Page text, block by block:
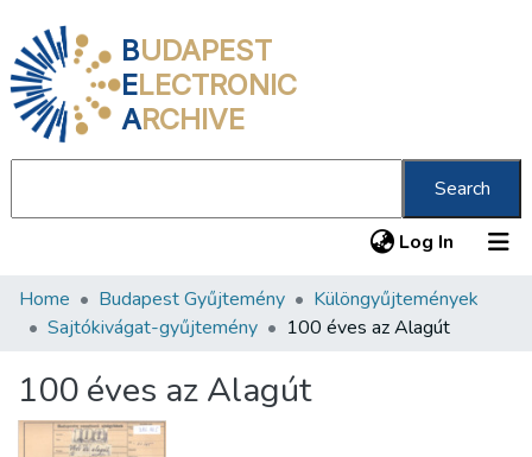
BUDAPEST
ELECTRONIC
ARCHIVE
Search
Log In (current)
Communities & Collections
Statistics
About us
Home Budapest Gyűjtemény
Különgyűjtemények
Sajtókivágat-gyűjtemény
100 éves az Alagút
100 éves az Alagút